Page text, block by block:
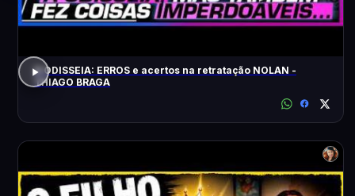
A ODISSEIA: ERROS e acertos na retratação NOLAN -
THIAGO BRAGA